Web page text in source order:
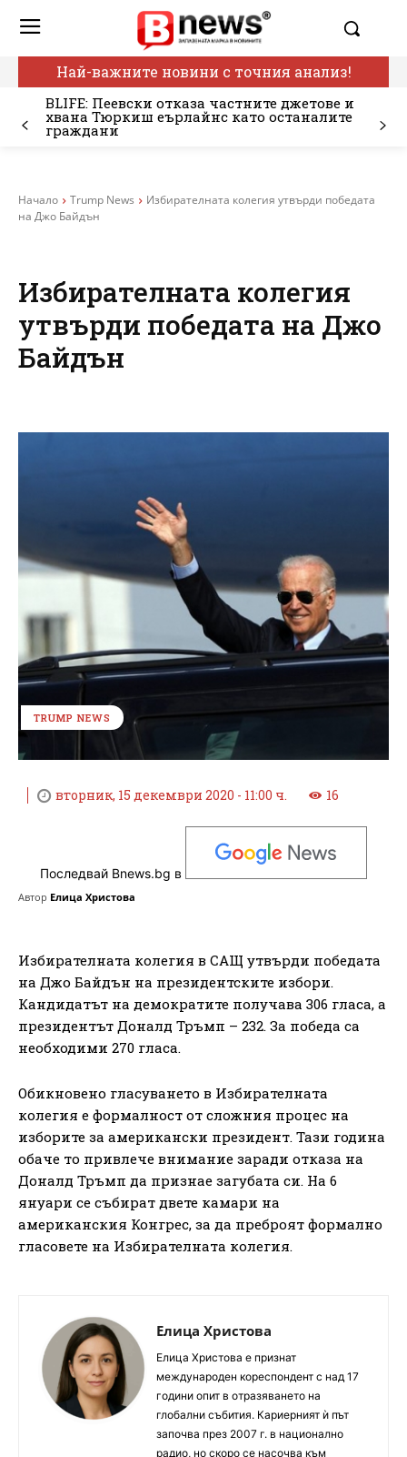
Най-важните новини с точния анализ!
BLIFE: Пеевски отказа частните джетове и
хвана Тюркиш еърлайнс като останалите
граждани
Начало Trump News
Избирателната колегия утвърди победата
на Джо Байдън
Избирателната колегия
утвърди победата на Джо
Байдън
TRUMP NEWS
вторник, 15 декември 2020 - 11:00 ч. 16
Последвай Bnews.bg в
Автор Елица Христова
Избирателната колегия в САЩ утвърди победата
на Джо Байдън на президентските избори.
Кандидатът на демократите получава 306 гласа, а
президентът Доналд Тръмп – 232. За победа са
необходими 270 гласа.
Обикновено гласуването в Избирателната
колегия е формалност от сложния процес на
изборите за американски президент. Тази година
обаче то привлече внимание заради отказа на
Доналд Тръмп да признае загубата си. На 6
януари се събират двете камари на
американския Конгрес, за да преброят формално
гласовете на Избирателната колегия.
Елица Христова
Елица Христова е признат
международен кореспондент с над 17
години опит в отразяването на
глобални събития. Кариерният ѝ път
започва през 2007 г. в национално
радио, но скоро се насочва към